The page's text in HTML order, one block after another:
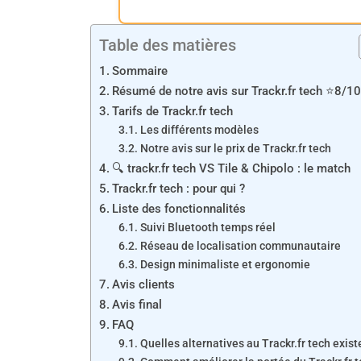
Table des matières
Sommaire
Résumé de notre avis sur Trackr.fr tech ⭐8/10
Tarifs de Trackr.fr tech
Les différents modèles
Notre avis sur le prix de Trackr.fr tech
🔍 trackr.fr tech VS Tile & Chipolo : le match
Trackr.fr tech : pour qui ?
Liste des fonctionnalités
Suivi Bluetooth temps réel
Réseau de localisation communautaire
Design minimaliste et ergonomie
Avis clients
Avis final
FAQ
Quelles alternatives au Trackr.fr tech